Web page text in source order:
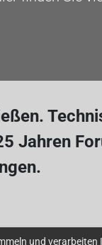
Jahren
beitreten.
und verarbeiten